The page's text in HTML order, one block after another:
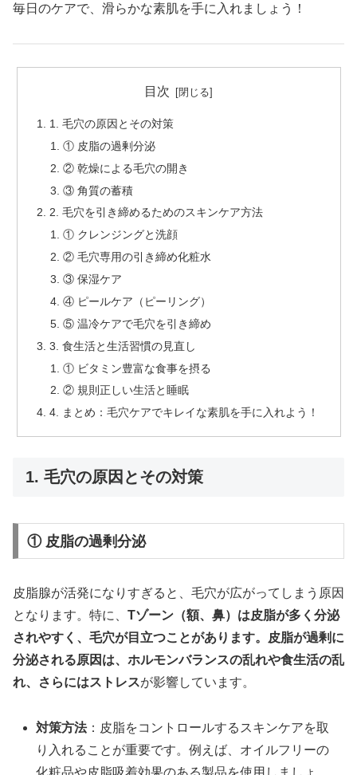
毎日のケアで、滑らかな素肌を手に入れましょう！
目次
1. 毛穴の原因とその対策
① 皮脂の過剰分泌
② 乾燥による毛穴の開き
③ 角質の蓄積
2. 毛穴を引き締めるためのスキンケア方法
① クレンジングと洗顔
② 毛穴専用の引き締め化粧水
③ 保湿ケア
④ ピールケア（ピーリング）
⑤ 温冷ケアで毛穴を引き締め
3. 食生活と生活習慣の見直し
① ビタミン豊富な食事を摂る
② 規則正しい生活と睡眠
4. まとめ：毛穴ケアでキレイな素肌を手に入れよう！
1. 毛穴の原因とその対策
① 皮脂の過剰分泌
皮脂腺が活発になりすぎると、毛穴が広がってしまう原因
となります。特に、 Tゾーン（額、鼻）は皮脂が多く分泌
されやすく、毛穴が目立つことがあります。皮脂が過剰に
分泌される原因は、ホルモンバランスの乱れや食生活の乱
れ、さらにはストレスが影響しています。
対策方法：皮脂をコントロールするスキンケアを取
り入れることが重要です。例えば、オイルフリーの